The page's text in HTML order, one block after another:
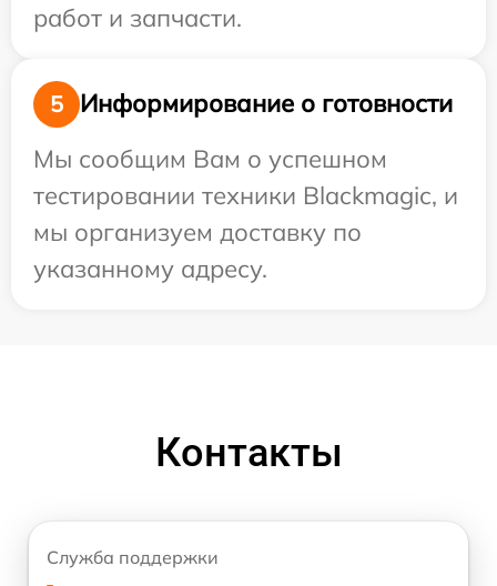
работ и запчасти.
5
Информирование о готовности
Мы сообщим Вам о успешном
тестировании техники Blackmagic, и
мы организуем доставку по
указанному адресу.
Контакты
Служба поддержки